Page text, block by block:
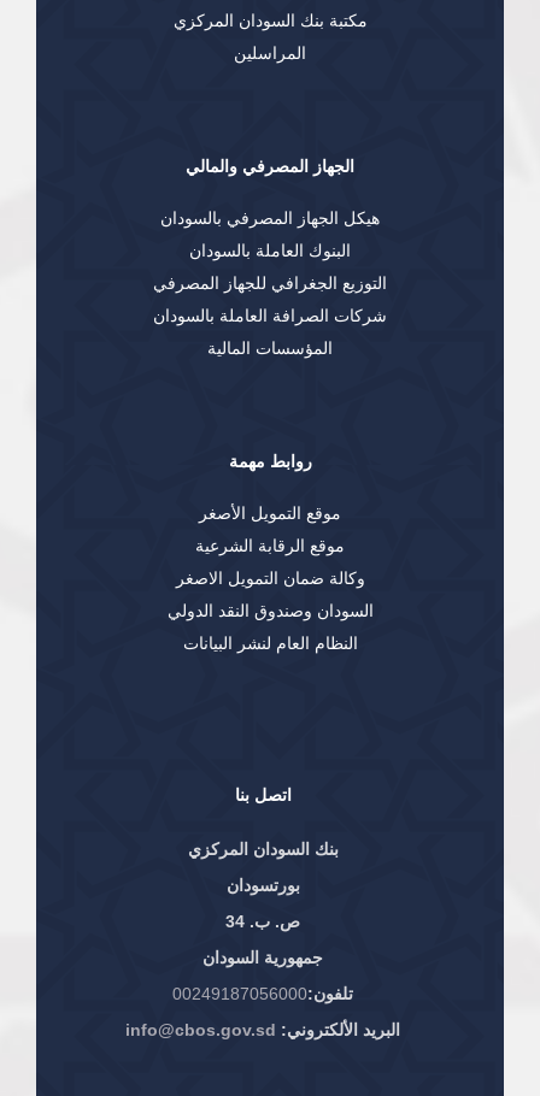
اتصل بنا
بنك السودان المركزي
بورتسودان
ص. ب. 34
جمهورية السودان
تلفون:00249187056000
البريد الألكتروني: info@cbos.gov.sd
مكتبة بنك السودان المركزي
المراسلين
الجهاز المصرفي والمالي
هيكل الجهاز المصرفي بالسودان
البنوك العاملة بالسودان
التوزيع الجغرافي للجهاز المصرفي
شركات الصرافة العاملة بالسودان
المؤسسات المالية
روابط مهمة
موقع التمويل الأصغر
موقع الرقابة الشرعية
وكالة ضمان التمويل الاصغر
السودان وصندوق النقد الدولي
النظام العام لنشر البيانات